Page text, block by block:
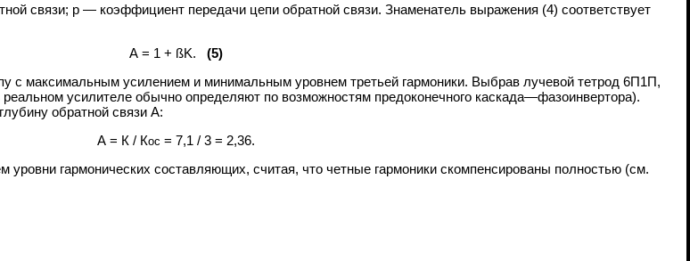
связи; р — коэффициент передачи цепи обратной связи. Знаменатель выражения (4) соответствует
А = 1 + ßK.
(5)
с максимальным усилением и минимальным уровнем третьей гармоники. Выбрав лучевой тетрод 6П1П,
реальном усилителе обычно определяют по возможностям предоконечного каскада—фазоинвертора).
обратной связи А:
А = К / Кос = 7,1 / 3 = 2,36.
уровни гармонических составляющих, считая, что четные гармоники скомпенсированы полностью (см.